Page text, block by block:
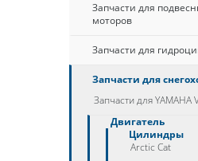
Запчасти для
моторов
Запчасти для
Запчасти для
Запчасти для YAMAHA
Двигатель
Цилиндры
Arctic Cat